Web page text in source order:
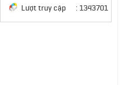
Lượt truy cập
:1343701